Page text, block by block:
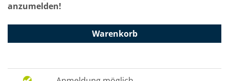
anzumelden!
Warenkorb